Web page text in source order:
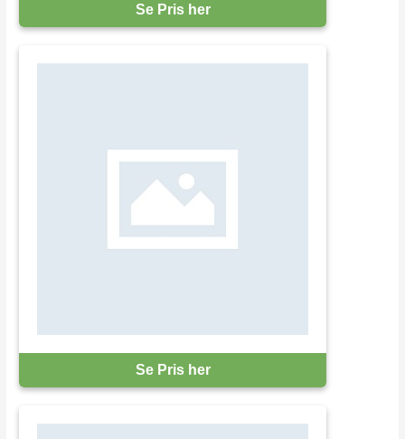
Se Pris her
Se Pris her